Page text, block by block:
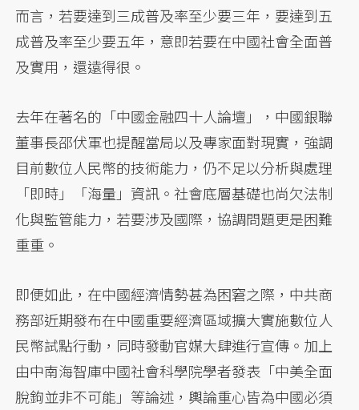
而言，若要達到三成普及率至少要三年，要達到五
成普及率至少要五年，意即若要在中國社會全面普
及實用，還遠得很。
去年在著名的「中國金融四十人論壇」，中國銀聯
董事長邵伏軍也提醒當局以及專家面對現實，強調
目前數位人民幣的技術能力，仍不足以分析與處理
「即時」「海量」資訊。社會底層基礎也尚欠法制
化與監管能力，若要涉及國際，協調問題更是困難
重重。
即便如此，在中國經濟情勢甚為困窘之際，中共商
務部近期發布在中國重要經濟區域擴大實施數位人
民幣試點行動，同時發動官媒大肆進行宣傳。加上
由中南海智庫中國社會科學院學者發表「中美全面
脫鉤並非不可能」等論述，輿論重心皆為中國必須